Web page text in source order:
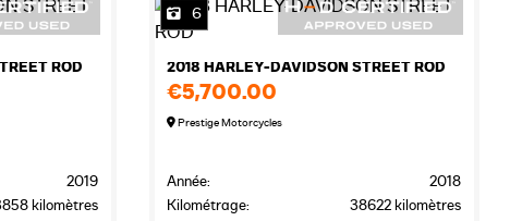
ROD
2019
kilomètres
6
2018 HARLEY-DAVIDSON STREET ROD
€5,700.00
Prestige Motorcycles
Année:
2018
Kilométrage:
38622 kilomètres